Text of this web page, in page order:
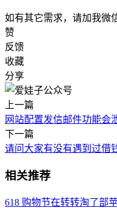
如有其它需求，请加我微
赞
反馈
收藏
分享
上一篇
网站配置发信邮件功能会
下一篇
请问大家有没有遇到过借
相关推荐
618 购物节在转转淘了部